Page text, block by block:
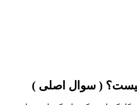
( سوال اصلی )